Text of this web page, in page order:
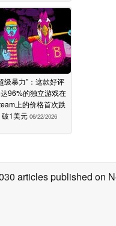
级暴力”：这款好评
96%的独立游戏在
上的价格首次跌
破1美元 06/22/2026
articles published on